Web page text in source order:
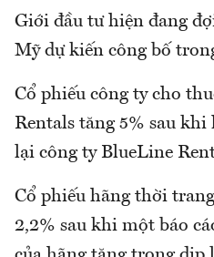
Giới đầu tư hiện đang
Mỹ dự kiến công bố
Cổ phiếu công ty cho
Rentals tăng 5% sau khi
lại công ty BlueLine
Cổ phiếu hãng thời
2,2% sau khi một báo